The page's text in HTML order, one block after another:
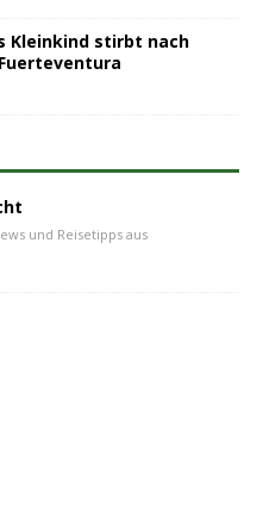
Kleinkind stirbt nach
und Reisetipps aus